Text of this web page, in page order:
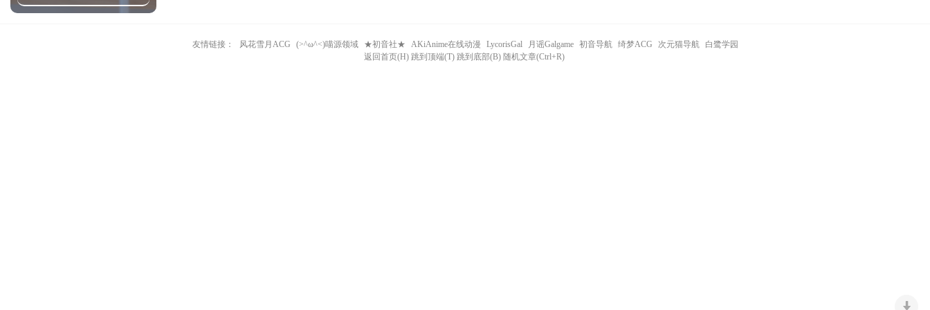
友情链接： 风花雪月ACG (>^ω^<)喵源领域 ★初音社★ AKiAnime在线动漫 LycorisGal 月谣Galgame 初音导航 绮梦ACG 次元猫导航
白鹭学园
返回首页(H) 跳到顶端(T) 跳到底部(B) 随机文章(Ctrl+R)